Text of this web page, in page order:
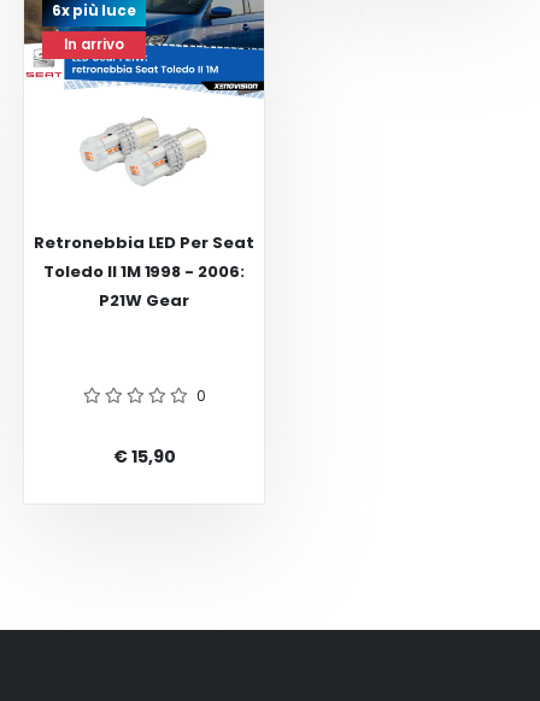
6x più luce
In arrivo
Retronebbia LED Per Seat
Toledo II 1M 1998 - 2006:
P21W Gear
0
€ 15,90